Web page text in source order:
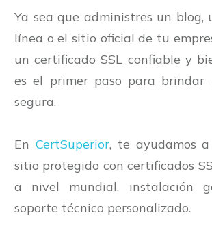
Ya sea que administres un blog,
línea o el sitio oficial de tu
un certificado SSL confiable y
es el primer paso para brindar
segura.
En CertSuperior, te ayudamos
sitio protegido con certificados
a nivel mundial, instalación
soporte técnico personalizado.